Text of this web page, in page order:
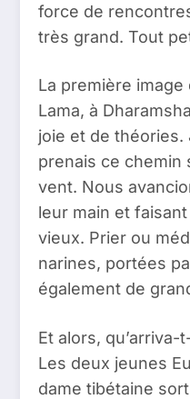
force de
très grand. Tout
La première
Lama, à
joie et de théories.
prenais ce chemin
vent. Nous
leur main et
vieux. Prier ou
narines, portées
également de
Et alors,
Les deux jeunes
dame tibétaine